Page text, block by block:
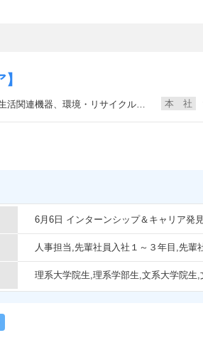
関連機器、環境・リサイクル、食品、機械 本 社
6月6日 インターンシップ＆キャリア発
人事担当,先輩社員入社１～３年目,先輩
理系大学院生,理系学部生,文系大学院生,